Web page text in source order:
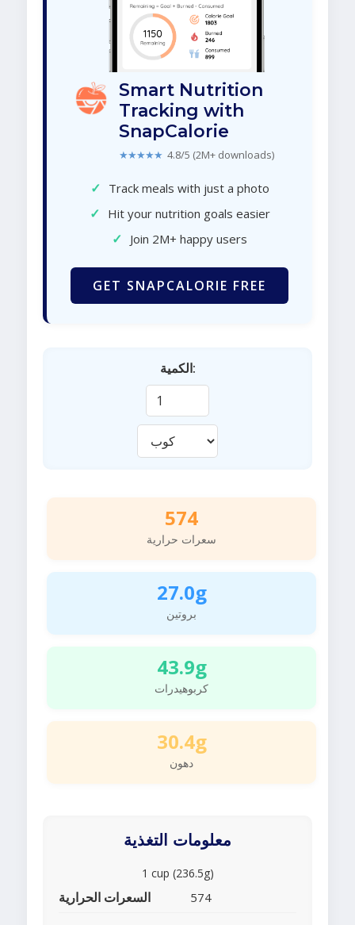
Smart Nutrition
Tracking with
SnapCalorie
★★★★★ 4.8/5 (2M+ downloads)
✓ Track meals with just a photo
✓ Hit your nutrition goals easier
✓ Join 2M+ happy users
GET SNAPCALORIE FREE
الكمية:
574
سعرات حرارية
27.0g
بروتين
43.9g
كربوهيدرات
30.4g
دهون
معلومات التغذية
1 cup (236.5g)
السعرات الحرارية 574